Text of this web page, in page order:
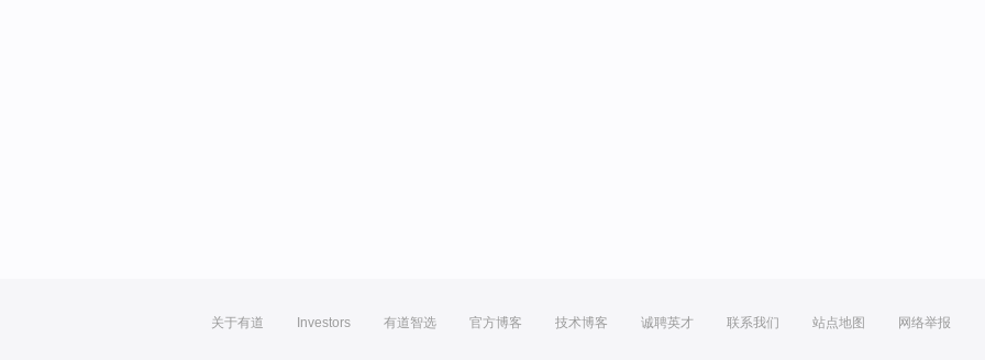
关于有道 Investors 有道智选 官方博客 技术博客 诚聘英才 联系我们 站点地图 网络举报